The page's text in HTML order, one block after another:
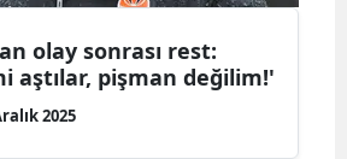
olay sonrası rest:
aştılar, pişman değilim!'
2025